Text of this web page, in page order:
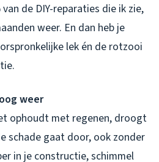
de DIY-reparaties die ik zie,
weer. En dan heb je
lek én de rotzooi
weer
ophoudt met regenen, droogt
schade gaat door, ook zonder
in je constructie, schimmel